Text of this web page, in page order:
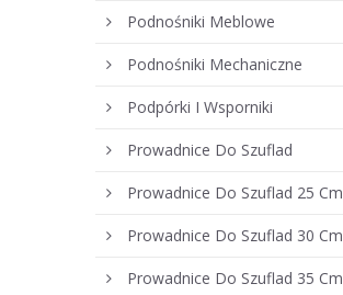
Podnośniki Meblowe
Podnośniki Mechaniczne
Podpórki I Wsporniki
Prowadnice Do Szuflad
Prowadnice Do Szuflad 25 Cm
Prowadnice Do Szuflad 30 Cm
Prowadnice Do Szuflad 35 Cm